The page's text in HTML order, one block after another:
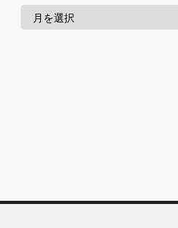
ア